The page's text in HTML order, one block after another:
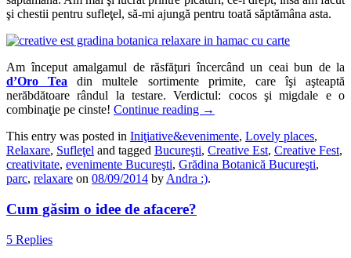
şi chestii pentru sufleţel, să-mi ajungă pentru toată săptămâna asta.
Am început amalgamul de răsfăţuri încercând un ceai bun de la
d’Oro Tea din multele sortimente primite, care îşi aşteaptă
nerăbdătoare rândul la testare. Verdictul: cocos şi migdale e o
combinaţie pe cinste! Continue reading →
This entry was posted in Iniţiative&evenimente, Lovely places,
Relaxare, Sufleţel and tagged Bucureşti, Creative Est, Creative Fest,
creativitate, evenimente Bucureşti, Grădina Botanică Bucureşti,
parc, relaxare on 08/09/2014 by Andra :).
Cum găsim o idee de afacere?
5 Replies